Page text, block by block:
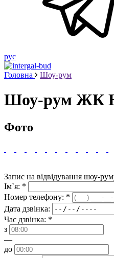
рус
Головна Шоу-рум
Шоу-рум ЖК
Фото
Запис на відвідування шоу-
Ім`я: *
Номер телефону: *
Дата дзвінка:
Час дзвінка: *
з
—
до